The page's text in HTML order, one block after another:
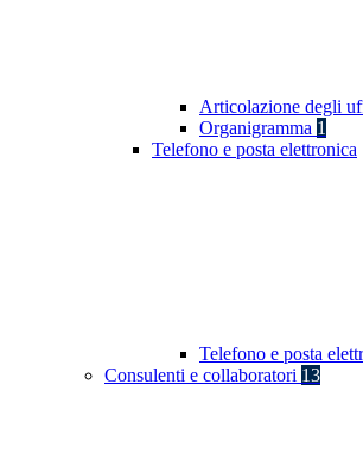
Articolazione degli
Organigramma 1
Telefono e posta elettronica
Telefono e posta
Consulenti e collaboratori 13